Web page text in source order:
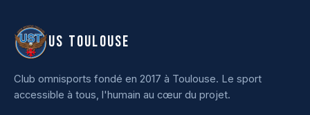
US TOULOUSE
Club omnisports fondé en 2017 à Toulouse. Le sport
accessible à tous, l'humain au cœur du projet.